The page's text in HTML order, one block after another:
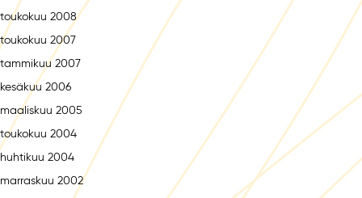
toukokuu 2008
toukokuu 2007
tammikuu 2007
kesäkuu 2006
maaliskuu 2005
toukokuu 2004
huhtikuu 2004
marraskuu 2002